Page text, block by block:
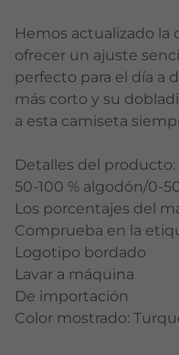
Hemos actualizado la
ofrecer un ajuste
perfecto para el día a
más corto y su
a esta camiseta
Detalles del producto:
50-100 % algodón/0-
Los porcentajes del
Comprueba en la
Logotipo bordado
Lavar a máquina
De importación
Color mostrado: